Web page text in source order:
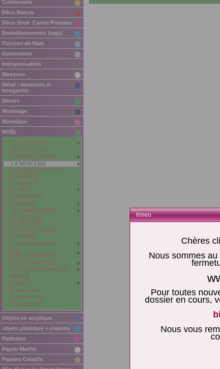
Contenants
Déco Nature
Déco Stick' Cartes Postales
Embellissements (tags)
Flocons de Maïs
Gommettes
Indispensables
Masques
Métal : lanternes et
bougeoirs
Miroirs
Modelage
Mosaïque
NOËL
- ACCESSOIRES
- DECO TEXTILE
- LA DECO NATURE
- LA MERCERIE
- LA TERRE CUITE ET
LA FAÏENCE
- L'ARDOISE
- LE BOIS
- LE MEDIUM
- LE METAL
- LE PAPIER MACHE
- LE PLEXI &
L'ACRYLIQUE
- LE POLYSTYRENE
- LE VERRE
- LES BEAUX ARTS
- LES
EMBELLISSEMENTS
- LES GOMMETTES
- LES INDISPENSABLES
- PAPIER
- PINCES
- Pinces résine
- Transfert à sec
- Transfert à sec
Objets en acrylique
objets plastique + crayons
Paillettes
Papier Maché
Papiers Créatifs
Inneo
Chères
Nous sommes
Pour toutes
dossier en cours,
Nous vous